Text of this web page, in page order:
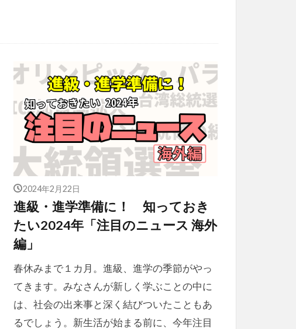
2024年2月22日
進級・進学準備に！ 知っておき
たい2024年「注目のニュース 海外
編」
春休みまで１カ月。進級、進学の季節がやっ
てきます。みなさんが新しく学ぶことの中に
は、社会の出来事と深く結びついたこともあ
るでしょう。新生活が始まる前に、今年注目